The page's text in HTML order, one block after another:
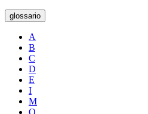
glossario
A
B
C
D
E
I
M
O